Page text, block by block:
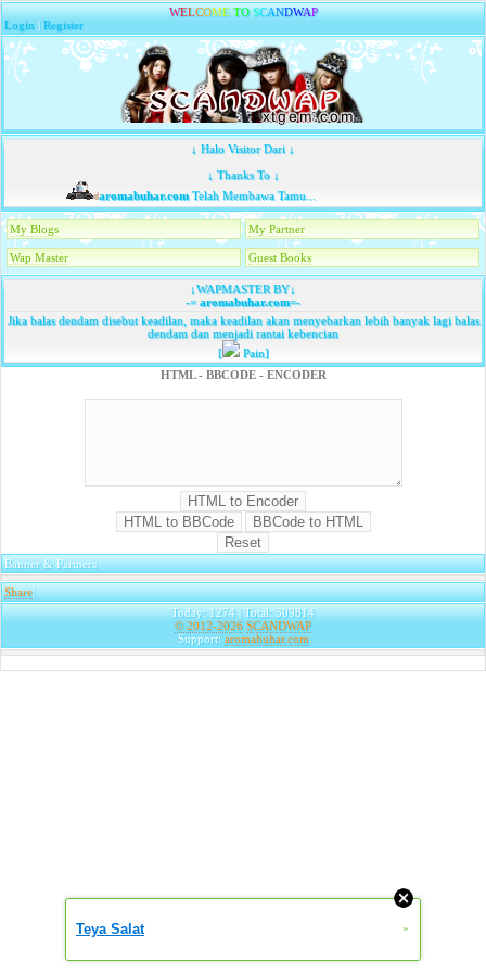
WELCOME TO SCANDWAP
Login |Register
↓ Halo Visitor Dari ↓
↓ Thanks To ↓
aromabuhar.comTelah Membawa Tamu...
My Blogs My Partner
Wap Master Guest Books
↓WAPMASTER BY↓
-=aromabuhar.com=-
Jika balas dendam disebut keadilan, maka keadilan akan menyebarkan lebih banyak lagi balas
dendam dan menjadi rantai kebencian
[
Pain]
HTML - BBCODE - ENCODER
Banner & Partners
Share|
Today: 1274 | Total: 309814
© 2012-2026 SCANDWAP
Support: aromabuhar.com
Teya Salat »